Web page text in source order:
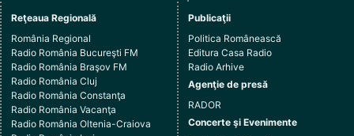
Reţeaua Regională
România Regional
Radio România Bucureşti FM
Radio România Braşov FM
Radio România Cluj
Radio România Constanţa
Radio România Vacanţa
Radio România Oltenia-Craiova
Publicaţii
Politica Românească
Editura Casa Radio
Radio Arhive
Agenţie de presă
RADOR
Concerte şi Evenimente